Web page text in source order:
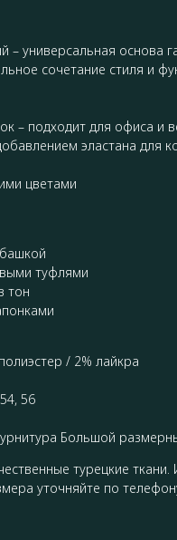
– универсальная основа
сочетание стиля и
– подходит для офиса и
эластана для
цветами
туфлями
тон
/ 2% лайкра
56
Большой
турецкие ткани.
уточняйте по